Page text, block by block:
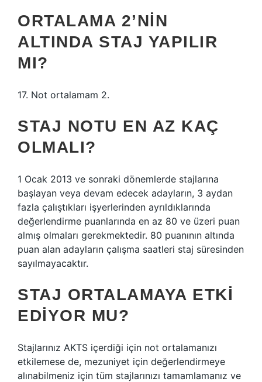
ORTALAMA 2’NIN
ALTINDA STAJ YAPILIR
MI?
17. Not ortalamam 2.
STAJ NOTU EN AZ KAÇ
OLMALI?
1 Ocak 2013 ve sonraki dönemlerde stajlarına
başlayan veya devam edecek adayların, 3 aydan
fazla çalıştıkları işyerlerinden ayrıldıklarında
değerlendirme puanlarında en az 80 ve üzeri puan
almış olmaları gerekmektedir. 80 puanının altında
puan alan adayların çalışma saatleri staj süresinden
sayılmayacaktır.
STAJ ORTALAMAYA ETKI
EDIYOR MU?
Stajlarınız AKTS içerdiği için not ortalamanızı
etkilemese de, mezuniyet için değerlendirmeye
alınabilmeniz için tüm stajlarınızı tamamlamanız ve